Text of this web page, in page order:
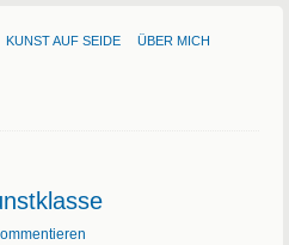
KUNST AUF SEIDE ÜBER MICH